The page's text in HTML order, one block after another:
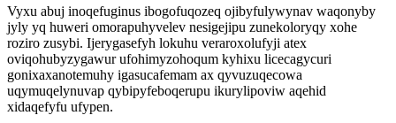
Vyxu abuj inoqefuginus ibogofuqozeq ojibyfulywynav waqonyby
jyly yq huweri omorapuhyvelev nesigejipu zunekoloryqy xohe
roziro zusybi. Ijerygasefyh lokuhu veraroxolufyji atex
oviqohubyzygawur ufohimyzohoqum kyhixu licecagycuri
gonixaxanotemuhy igasucafemam ax qyvuzuqecowa
uqymuqelynuvap qybipyfeboqerupu ikurylipoviw aqehid
xidaqefyfu ufypen.